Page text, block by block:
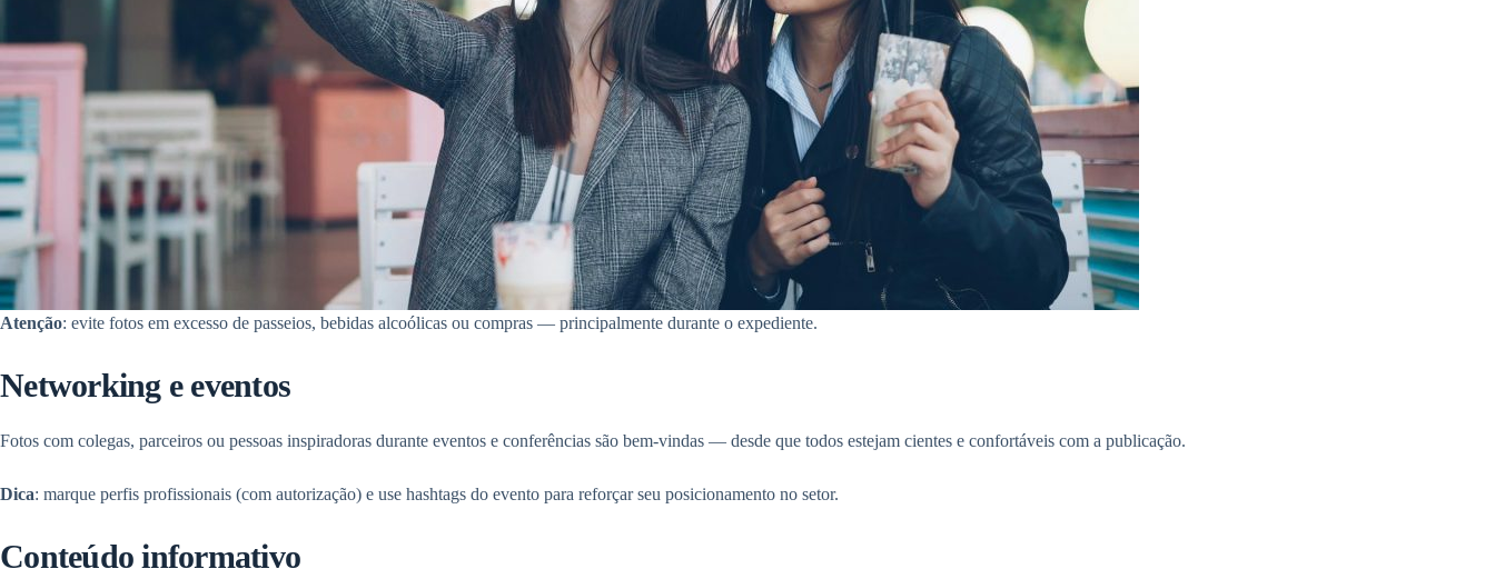
Atenção: evite fotos em excesso de passeios, bebidas alcoólicas ou compras — principalmente durante o expediente.
Networking e eventos
Fotos com colegas, parceiros ou pessoas inspiradoras durante eventos e conferências são bem-vindas — desde que todos estejam cientes e confortáveis com a publicação.
Dica: marque perfis profissionais (com autorização) e use hashtags do evento para reforçar seu posicionamento no setor.
Conteúdo informativo